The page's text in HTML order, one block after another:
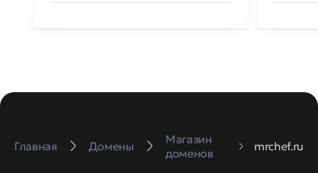
Главная Домены
Магазин
доменов
mrchef.ru